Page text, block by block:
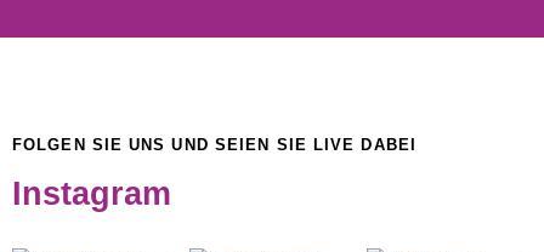
FOLGEN SIE UNS UND SEIEN SIE LIVE DABEI
Instagram